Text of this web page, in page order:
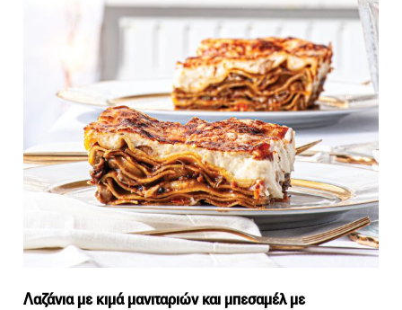
Λαζάνια με κιμά μανιταριών και μπεσαμέλ με